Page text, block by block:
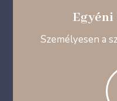
Személyesen a